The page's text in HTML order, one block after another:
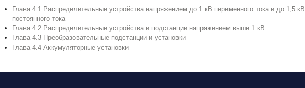
Глава 4.1 Распределительные устройства напряжением до 1 кВ переменного тока и до 1,5 кВ
постоянного тока
Глава 4.2 Распределительные устройства и подстанции напряжением выше 1 кВ
Глава 4.3 Преобразовательные подстанции и установки
Глава 4.4 Аккумуляторные установки